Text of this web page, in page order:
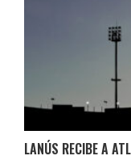
LANÚS RECIBE A